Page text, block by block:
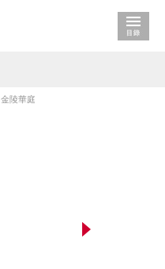
金陵華庭